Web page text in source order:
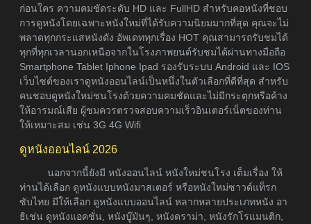
ก่อนใคร ความคมชัดระดับ HD และ FullHD สำหรับคอหนังที่ชอบ
การดูหนังโดยเฉพาะหนังใหม่ที่ได้รับความนิยมมากที่สุด คุณจะไม่
พลาดทุกกระแสหนังดัง อัพเดททุกเรื่อง HOT คุณสามารถรับชมได้
ทุกที่ทุกเวลานอกเหนือจากในโรงภาพยนต์รับชมได้ผ่านทางมือถือ
Smartphone Tablet Iphone Ipad รองรับระบบ Android และ IOS
เว็บไซต์ของเราดูหนังออนไลน์เป็นหนึ่งในตัวเลือกที่ดีที่สุด สำหรับ
คนชอบดูหนังใหม่ชนโรงด้วยความคมชัดและไม่มีกระตุกหรือค้าง
ให้อารมณ์เสีย ผู้ชมควรตรวจสอบความเร็วอินเตอร์เน็ตของท่าน
ให้เหมาะสม เช่น 3G 4G Wifi
ดูหนังออนไลน์ 2026
นอกจากนี้ยังมี หนังออนไลน์ หนังใหม่ชนโรง เต็มเรื่อง ให้
ท่านได้เลือก ดูหนังแบบหนังมาสเตอร์ หรือหนังใหม่ซาวด์แท็รก
ซับไทย มีให้เลือก ดูหนังแบบออนไลน์ หลากหลายประเภทหนัง อา
ธิเช่น ดูหนังแอคชั่น, หนังบู๊มันๆ, หนังดราม่า, หนังรักโรแมนติก,